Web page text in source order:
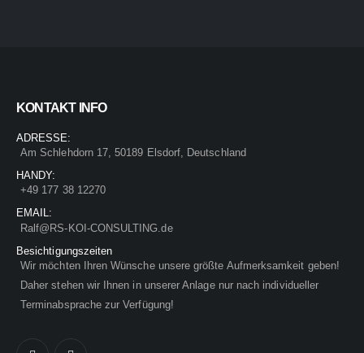
KONTAKT INFO
ADRESSE:
Am Schlehdorn 17, 50189 Elsdorf, Deutschland
HANDY:
+49 177 38 12270
EMAIL:
Ralf@RS-KOI-CONSULTING.de
Besichtigungszeiten
Wir möchten Ihren Wünsche unsere größte Aufmerksamkeit geben!
Daher stehen wir Ihnen in unserer Anlage nur nach individueller
Terminabsprache zur Verfügung!